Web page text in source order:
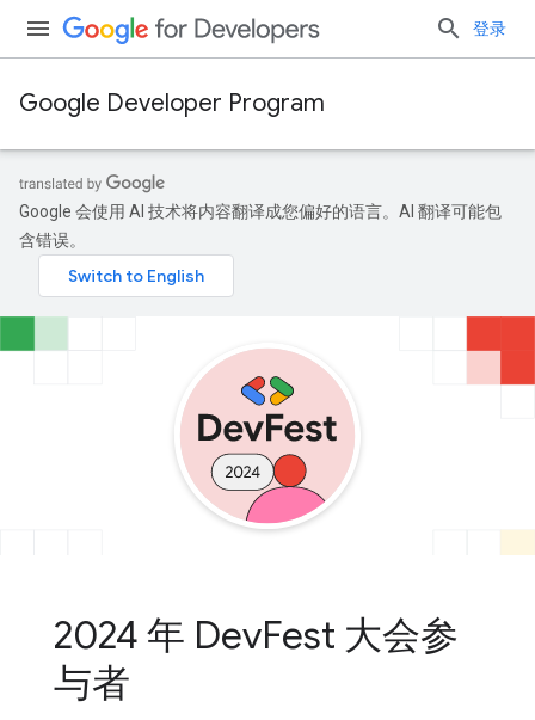
登录
Google Developer Program
Google 会使用 AI 技术将内容翻译成您偏好的语言。AI 翻译可能包
含错误。
2024 年 DevFest 大会参
与者